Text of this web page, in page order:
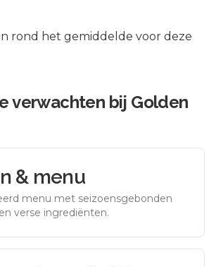
rond het gemiddelde voor deze
verwachten bij Golden
& menu
menu met seizoensgebonden
verse ingrediënten.